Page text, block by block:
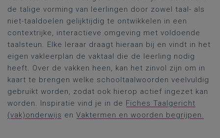
de talige vorming van leerlingen door zowel taal- als
niet-taaldoelen gelijktijdig te ontwikkelen in een
contextrijke, interactieve omgeving met voldoende
taalsteun. Elke leraar draagt hieraan bij en vindt in het
eigen vakleerplan de vaktaal die de leerling nodig
heeft. Over de vakken heen, kan het zinvol zijn om in
kaart te brengen welke schooltaalwoorden veelvuldig
gebruikt worden, zodat ook hierop actief ingezet kan
worden. Inspiratie vind je in de Fiches Taalgericht
(vak)onderwijs en Vaktermen en woorden begrijpen.